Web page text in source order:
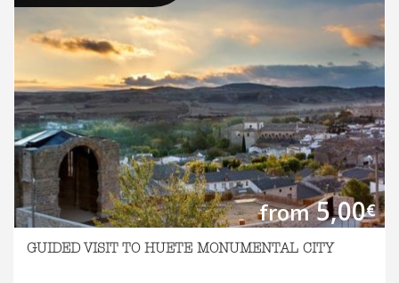
from5,00€
GUIDED VISIT TO HUETE MONUMENTAL CITY